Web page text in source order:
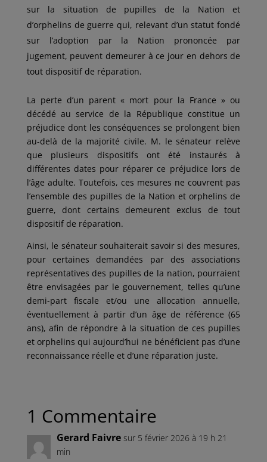
sur la situation de pupilles de la Nation et
d’orphelins de guerre qui, relevant d’un statut fondé
sur l’adoption par la Nation prononcée par
jugement, peuvent demeurer à ce jour en dehors de
tout dispositif de réparation.
La perte d’un parent « mort pour la France » ou
décédé au service de la République constitue un
préjudice dont les conséquences se prolongent bien
au-delà de la majorité civile. M. le sénateur relève
que plusieurs dispositifs ont été instaurés à
différentes dates pour réparer ce préjudice lors de
l’âge adulte. Toutefois, ces mesures ne couvrent pas
l’ensemble des pupilles de la Nation et orphelins de
guerre, dont certains demeurent exclus de tout
dispositif de réparation.
Ainsi, le sénateur souhaiterait savoir si des mesures,
pour certaines demandées par des associations
représentatives des pupilles de la nation, pourraient
être envisagées par le gouvernement, telles qu’une
demi-part fiscale et/ou une allocation annuelle,
éventuellement à partir d’un âge de référence (65
ans), afin de répondre à la situation de ces pupilles
et orphelins qui aujourd’hui ne bénéficient pas d’une
reconnaissance réelle et d’une réparation juste.
1 Commentaire
Gerard Faivre sur 5 février 2026 à 19 h 21
min